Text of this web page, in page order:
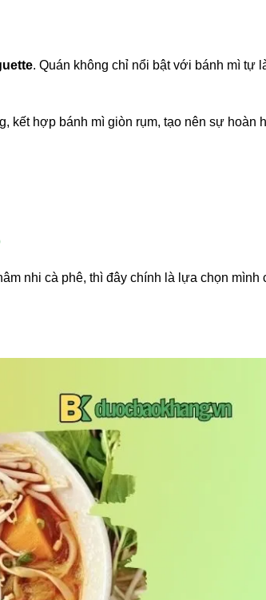
. Quán không chỉ nổi bật với bánh mì tự
kết hợp bánh mì giòn rụm, tạo nên sự hoàn
nhi cà phê, thì đây chính là lựa chọn mình